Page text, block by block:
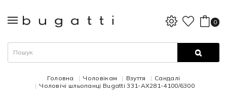
0
Головна Чоловікам Взуття
Сандалі
Чоловічі шльопанці Bugatti 331-AX281-4100/6300